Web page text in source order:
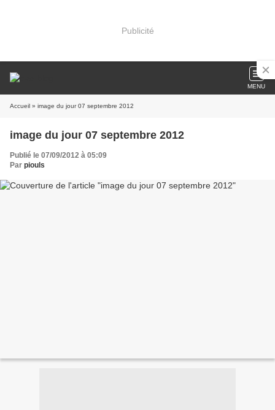
Publicité
MENU
Accueil » image du jour 07 septembre 2012
image du jour 07 septembre 2012
Publié le 07/09/2012 à 05:09
Par piouls